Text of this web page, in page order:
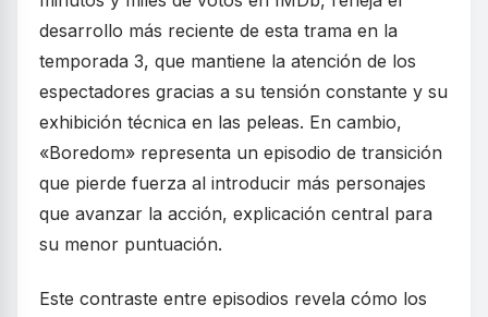
desarrollo más reciente de esta trama en la
temporada 3, que mantiene la atención de los
espectadores gracias a su tensión constante y su
exhibición técnica en las peleas. En cambio,
«Boredom» representa un episodio de transición
que pierde fuerza al introducir más personajes
que avanzar la acción, explicación central para
su menor puntuación.
Este contraste entre episodios revela cómo los